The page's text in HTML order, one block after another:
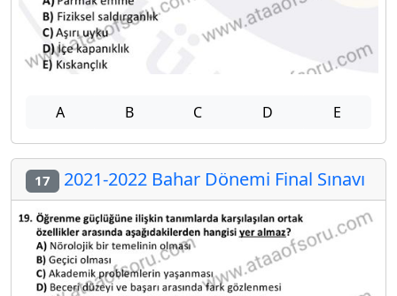
A B C D E
17 2021-2022 Bahar Dönemi Final Sınavı